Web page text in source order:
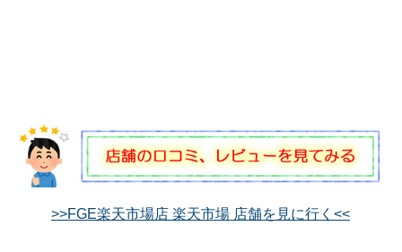
>>FGE楽天市場店 楽天市場 店舗を見に行く<<